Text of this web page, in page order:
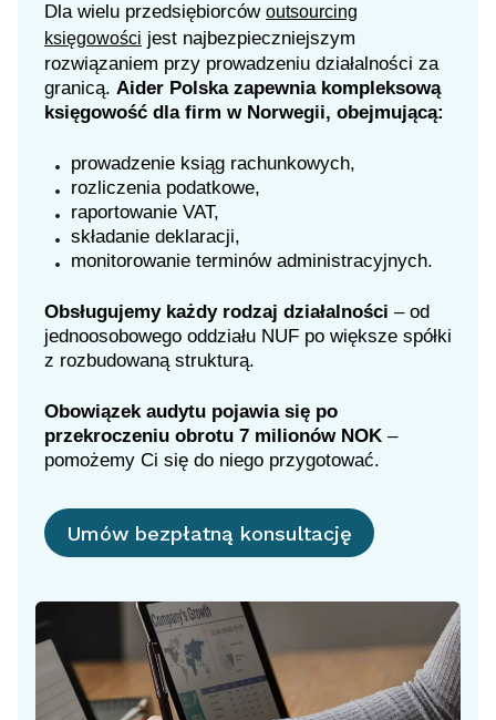
Dla wielu przedsiębiorców outsourcing
księgowości jest najbezpieczniejszym
rozwiązaniem przy prowadzeniu działalności za
granicą. Aider Polska zapewnia kompleksową
księgowość dla firm w Norwegii, obejmującą:
prowadzenie ksiąg rachunkowych,
rozliczenia podatkowe,
raportowanie VAT,
składanie deklaracji,
monitorowanie terminów administracyjnych.
Obsługujemy każdy rodzaj działalności – od
jednoosobowego oddziału NUF po większe spółki
z rozbudowaną strukturą.
Obowiązek audytu pojawia się po
przekroczeniu obrotu 7 milionów NOK –
pomożemy Ci się do niego przygotować.
Umów bezpłatną konsultację